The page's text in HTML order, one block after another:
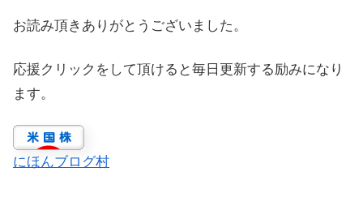
お読み頂きありがとうございました。
応援クリックをして頂けると毎日更新する励みになり
ます。
にほんブログ村